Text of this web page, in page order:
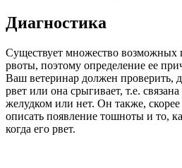
Диагностика
Существует множество возможных
рвоты, поэтому определение ее
Ваш ветеринар должен проверить,
рвет или она срыгивает, т.е.
желудком или нет. Он также, скорее
описать появление тошноты и то,
когда его рвет.